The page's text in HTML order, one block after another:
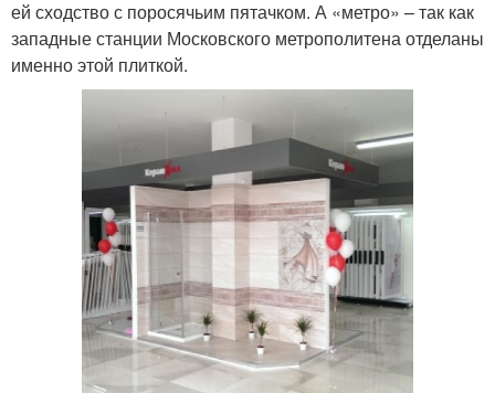
ей сходство с поросячьим пятачком. А «метро» – так как
западные станции Московского метрополитена отделаны
именно этой плиткой.